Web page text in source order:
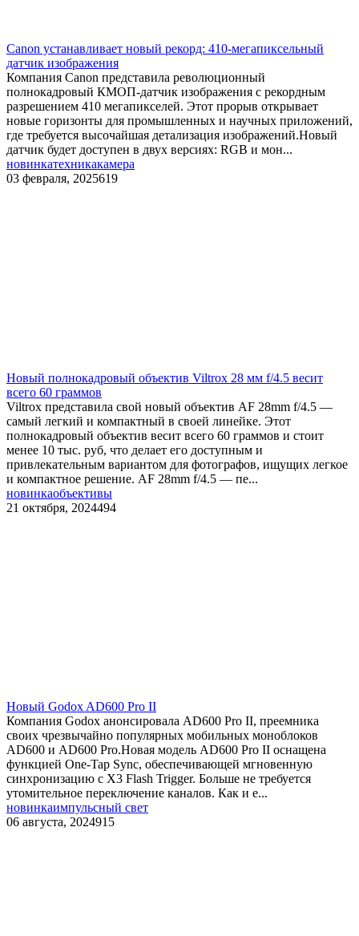
Canon устанавливает новый рекорд: 410-мегапиксельный
датчик изображения
Компания Canon представила революционный
полнокадровый КМОП-датчик изображения с рекордным
разрешением 410 мегапикселей. Этот прорыв открывает
новые горизонты для промышленных и научных приложений,
где требуется высочайшая детализация изображений.Новый
датчик будет доступен в двух версиях: RGB и мон...
новинкатехникакамера
03 февраля, 2025619
Новый полнокадровый объектив Viltrox 28 мм f/4.5 весит
всего 60 граммов
Viltrox представила свой новый объектив AF 28mm f/4.5 —
самый легкий и компактный в своей линейке. Этот
полнокадровый объектив весит всего 60 граммов и стоит
менее 10 тыс. руб, что делает его доступным и
привлекательным вариантом для фотографов, ищущих легкое
и компактное решение. AF 28mm f/4.5 — пе...
новинкаобъективы
21 октября, 2024494
Новый Godox AD600 Pro II
Компания Godox анонсировала AD600 Pro II, преемника
своих чрезвычайно популярных мобильных моноблоков
AD600 и AD600 Pro.Новая модель AD600 Pro II оснащена
функцией One-Tap Sync, обеспечивающей мгновенную
синхронизацию с X3 Flash Trigger. Больше не требуется
утомительное переключение каналов. Как и е...
новинкаимпульсный свет
06 августа, 2024915